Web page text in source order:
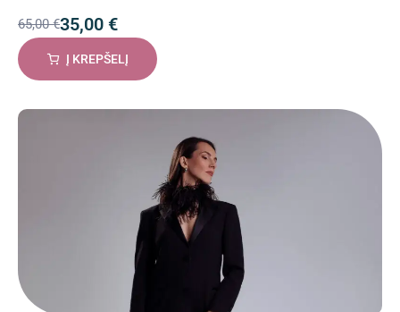
65,00€35,00 €
Į KREPŠELĮ